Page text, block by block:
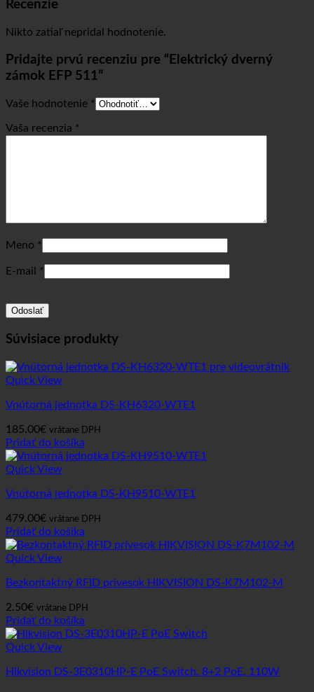
Recenzie
Nikto zatiaľ nepridal hodnotenie.
Pridajte prvú recenziu pre “Elektrický dverný
zámok EFP 511”
Vaše hodnotenie *
Vaša recenzia *
Meno *
E-mail *
Súvisiace produkty
Quick View
Vnútorná jednotka DS-KH6320-WTE1
185.00€ vrátane DPH
Pridať do košíka
Quick View
Vnútorná jednotka DS-KH9510-WTE1
479.00€ vrátane DPH
Pridať do košíka
Quick View
Bezkontaktný RFID prívesok HIKVISION DS-K7M102-M
2.50€ vrátane DPH
Pridať do košíka
Quick View
Hikvision DS-3E0310HP-E PoE Switch, 8+2 PoE, 110W